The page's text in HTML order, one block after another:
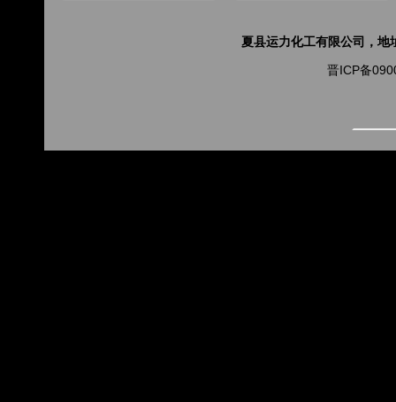
夏县运力化工有限公司，
晋ICP备